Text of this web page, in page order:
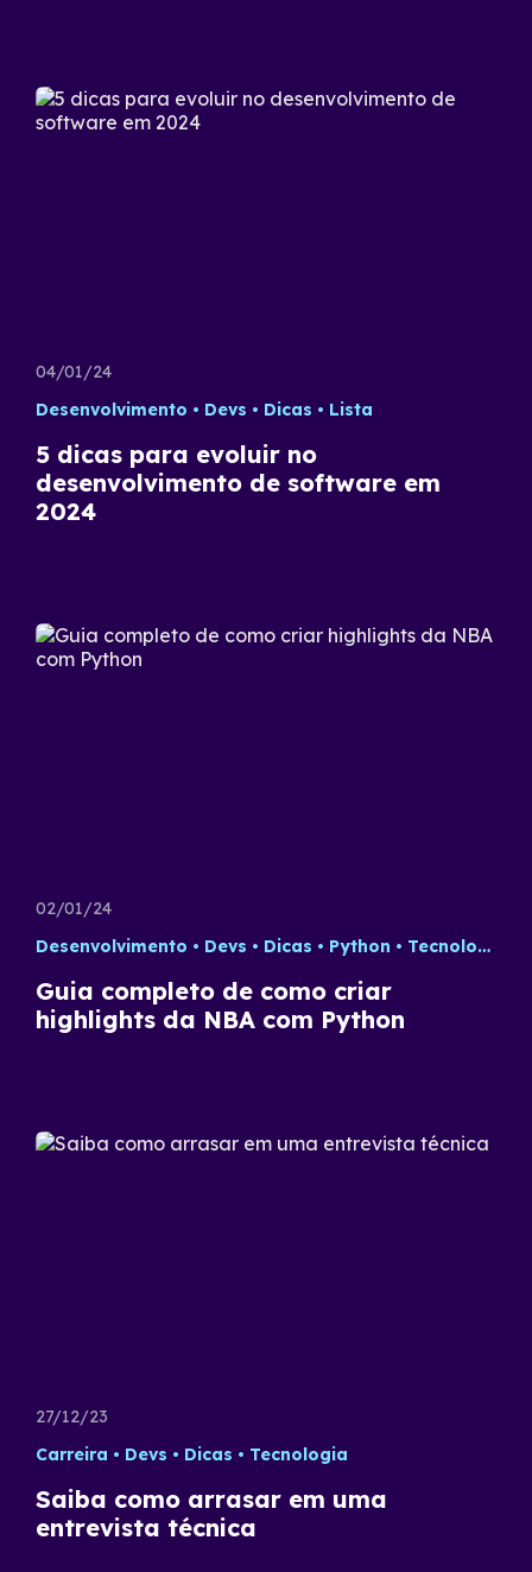
04/01/24
Desenvolvimento
Devs Dicas Lista
5 dicas para evoluir no
desenvolvimento de software em
2024
02/01/24
Desenvolvimento
Devs Dicas Python Tecnologia
Guia completo de como criar
highlights da NBA com Python
27/12/23
Carreira
Devs Dicas Tecnologia
Saiba como arrasar em uma
entrevista técnica